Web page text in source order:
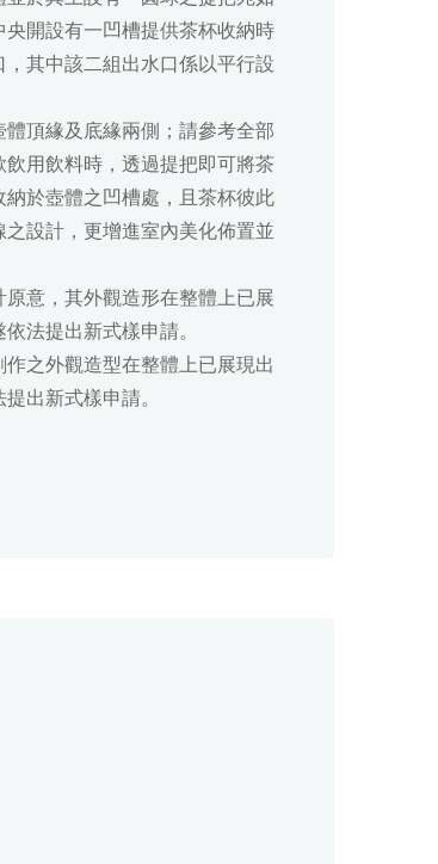
開設有一凹槽提供茶杯收納時
其中該二組出水口係以平行設
頂緣及底緣兩側；請參考全部
用飲料時，透過提把即可將茶
於壺體之凹槽處，且茶杯彼此
設計，更增進室內美化佈置並
意，其外觀造形在整體上已展
法提出新式樣申請。
之外觀造型在整體上已展現出
出新式樣申請。